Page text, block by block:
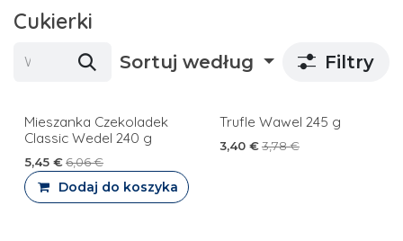
Cukierki
Sortuj według Filtry
Mieszanka Czekoladek
Classic Wedel 240 g
5,45 €6,06€
Dodaj do koszyka
PROMOCJA
Trufle Wawel 245 g
3,40€3,78€